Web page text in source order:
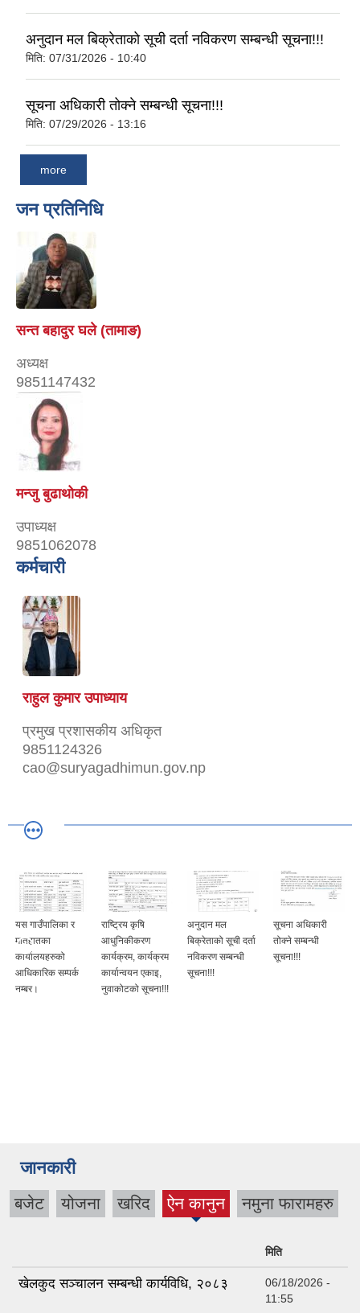
अनुदान मल बिक्रेताको सूची दर्ता नविकरण सम्बन्धी सूचना!!!
मिति: 07/31/2026 - 10:40
सूचना अधिकारी तोक्ने सम्बन्धी सूचना!!!
मिति: 07/29/2026 - 13:16
more
जन प्रतिनिधि
सन्त बहादुर घले (तामाङ)
अध्यक्ष
9851147432
मन्जु बुढाथोकी
उपाध्यक्ष
9851062078
कर्मचारी
राहुल कुमार उपाध्याय
प्रमुख प्रशासकीय अधिकृत
9851124326
cao@suryagadhimun.gov.np
यस गाउँपालिका र
मातहातका
कार्यालयहरुको
आधिकारिक सम्पर्क
नम्बर।
राष्ट्रिय कृषि
आधुनिकीकरण
कार्यक्रम, कार्यक्रम
कार्यान्वयन एकाइ,
नुवाकोटको सूचना!!!
अनुदान मल
बिक्रेताको सूची दर्ता
नविकरण सम्बन्धी
सूचना!!!
सूचना अधिकारी
तोक्ने सम्बन्धी
सूचना!!!
जानकारी
बजेट योजना खरिद ऐन कानुन
(active
नमुना फारामहरु
मिति
खेलकुद सञ्चालन सम्बन्धी कार्यविधि, २०८३
06/18/2026 -
11:55